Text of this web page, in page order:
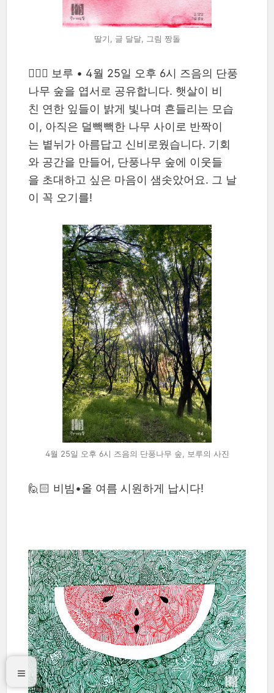
딸기, 글 달달, 그림 짱돌
🧙🏼‍♂ 보루 • 4월 25일 오후 6시 즈음의 단풍
나무 숲을 엽서로 공유합니다. 햇살이 비
친 연한 잎들이 밝게 빛나며 흔들리는 모습
이, 아직은 덜빽빽한 나무 사이로 반짝이
는 볕뉘가 아름답고 신비로웠습니다. 기회
와 공간을 만들어, 단풍나무 숲에 이웃들
을 초대하고 싶은 마음이 샘솟았어요. 그 날
이 꼭 오기를!
4월 25일 오후 6시 즈음의 단풍나무 숲, 보루의 사진
🙋🏻 비빔•올 여름 시원하게 납시다!